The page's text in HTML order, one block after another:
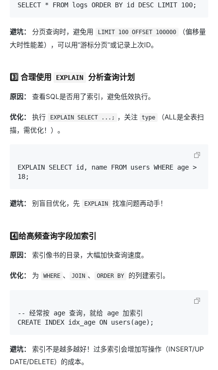
避坑： 分页查询时，避免用 LIMIT 100 OFFSET 100000
（偏移量
大时性能差），可以用“游标分页”或记录上次ID。
3️⃣ 合理使用 ​ EXPLAIN ​ 分析查询计划
原因： 查看SQL是否用了索引，避免低效执行。
优化： 执行 EXPLAIN SELECT ...; ，关注 type
（ALL是全表扫
描，需优化！）。
EXPLAIN SELECT id, name FROM users WHERE age >
避坑： 别盲目优化，先 EXPLAIN 找准问题再动手！
4️⃣给高频查询字段加索引
原因： 索引像书的目录，大幅加快查询速度。
优化： 为 WHERE 、 JOIN 、 ORDER BY 的列建索引。
-- 经常按 age 查询，就给 age 加索引
避坑：
索引不是越多越好！过多索引会增加写操作（INSERT/UP
DATE/DELETE）的成本。